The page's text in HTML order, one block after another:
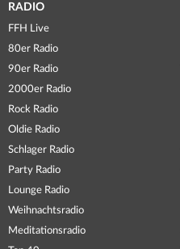
RADIO
FFH Live
80er Radio
90er Radio
2000er Radio
Rock Radio
Oldie Radio
Schlager Radio
Party Radio
Lounge Radio
Weihnachtsradio
Meditationsradio